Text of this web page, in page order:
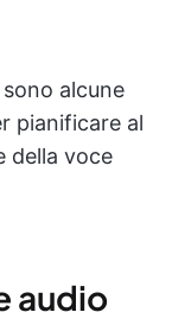
alcune
pianificare al
della voce
audio